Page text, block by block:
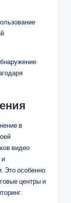
в
видео
и
Это особенно
центры и